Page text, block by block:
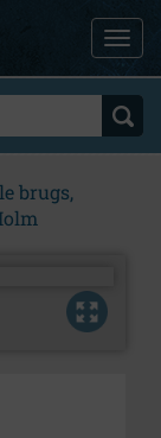
brugs,